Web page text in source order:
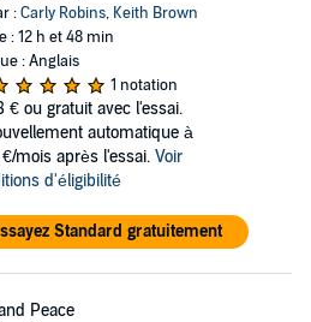
:Carly Robins, Keith Brown
: 12 h et 48 min
: Anglais
1 notation
€ ou gratuit avec l'essai.
automatique à
mois après l'essai. Voir
d'éligibilité
Standard gratuitement
Peace